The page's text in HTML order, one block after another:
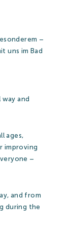
–
uns im Bad
and
ages,
improving
–
and from
during the